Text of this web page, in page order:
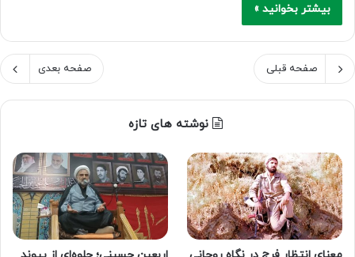
بیشتر بخوانید »
صفحه قبلی صفحه بعدی
نوشته های تازه